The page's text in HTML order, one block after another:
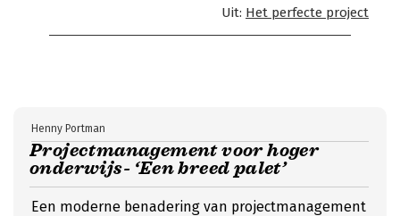
Uit: Het perfecte project
Projectmanagement voor hoger
onderwijs- ‘Een breed palet’
Henny Portman
Een moderne benadering van projectmanagement